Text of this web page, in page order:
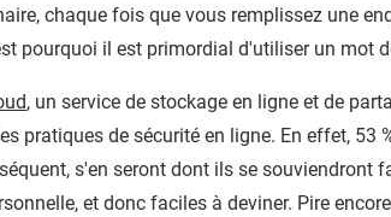
chaque fois que vous remplissez une
pourquoi il est primordial d'utiliser un mot
, un service de stockage en ligne et de
pratiques de sécurité en ligne. En effet, 53
s'en seront dont ils se souviendront
et donc faciles à deviner. Pire